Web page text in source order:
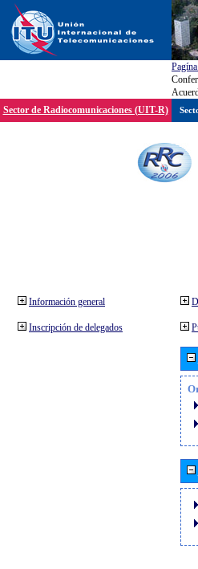
Sector de Radiocomunicaciones (UIT-R)
Información general
Inscripción de delegados